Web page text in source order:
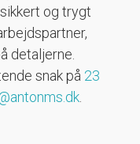
og trygt
detaljerne.
snak på 23
.